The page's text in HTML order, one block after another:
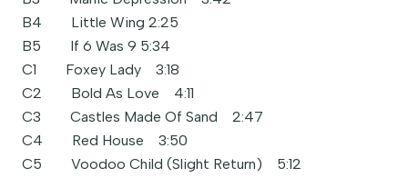
B4 Little Wing 2:25
B5 If 6 Was 9 5:34
C1 Foxey Lady 3:18
C2 Bold As Love 4:11
C3 Castles Made Of Sand 2:47
C4 Red House 3:50
C5 Voodoo Child (Slight Return) 5:12